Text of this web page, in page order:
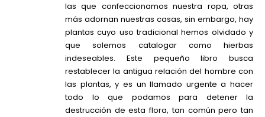
las que confeccionamos nuestra ropa, otras
más adornan nuestras casas, sin embargo, hay
plantas cuyo uso tradicional hemos olvidado y
que solemos catalogar como hierbas
indeseables. Este pequeño libro busca
restablecer la antigua relación del hombre con
las plantas, y es un llamado urgente a hacer
todo lo que podamos para detener la
destrucción de esta flora, tan común pero tan